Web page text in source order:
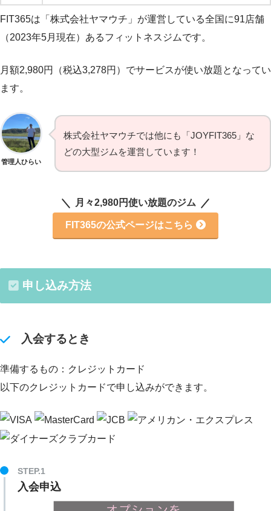
FIT365は「株式会社ヤマウチ」が運営している全国に91店舗
（2023年5月現在）あるフィットネスジムです。
月額2,980円（税込3,278円）でサービスが使い放題となってい
ます。
管理人ひらい
株式会社ヤマウチでは他にも「JOYFIT365」な
どの大型ジムを運営しています！
月々2,980円使い放題のジム
FIT365の公式ページはこちら
申し込み方法
入会するとき
準備するもの：クレジットカード
以下のクレジットカードで申し込みができます。
STEP.1
入会申込